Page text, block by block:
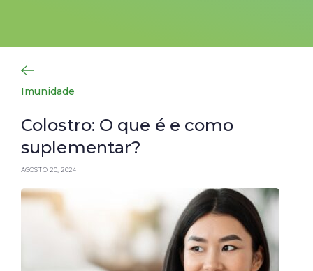
Imunidade
Colostro: O que é e como
suplementar?
AGOSTO 20, 2024